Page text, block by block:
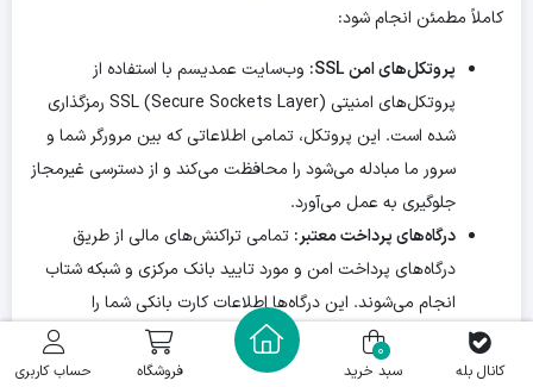
کاملاً مطمئن انجام شود:
پروتکل‌های امن SSL:
وب‌سایت عمدیسم با استفاده از
پروتکل‌های امنیتی SSL (Secure Sockets Layer) رمزگذاری
شده است. این پروتکل، تمامی اطلاعاتی که بین مرورگر شما و
سرور ما مبادله می‌شود را محافظت می‌کند و از دسترسی غیرمجاز
جلوگیری به عمل می‌آورد.
درگاه‌های پرداخت معتبر: تمامی تراکنش‌های مالی از طریق
درگاه‌های پرداخت امن و مورد تایید بانک مرکزی و شبکه شتاب
انجام می‌شوند. این درگاه‌ها اطلاعات کارت بانکی شما را
مستقیماً پردازش کرده و عمدیسم هیچ دسترسی به این اطلاعات
کانال بله
0
سبد خرید فروشگاه حساب کاربری